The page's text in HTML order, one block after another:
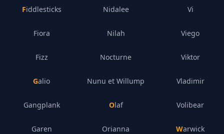
Fiddlesticks
Fiora
Fizz
Galio
Gangplank
Garen
Nidalee
Nilah
Nocturne
Nunu et Willump
Olaf
Orianna
Vi
Viego
Viktor
Vladimir
Volibear
Warwick